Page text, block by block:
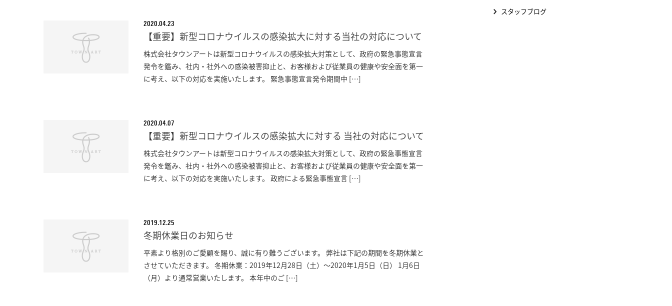
2020.04.23
【重要】新型コロナウイルスの感染拡大に対する当社の対応について
株式会社タウンアートは新型コロナウイルスの感染拡大対策として、政府の緊急事態宣言
発令を鑑み、社内・社外への感染被害抑止と、お客様および従業員の健康や安全面を第一
に考え、以下の対応を実施いたします。 緊急事態宣言発令期間中 […]
2020.04.07
【重要】新型コロナウイルスの感染拡大に対する 当社の対応について
株式会社タウンアートは新型コロナウイルスの感染拡大対策として、政府の緊急事態宣言
発令を鑑み、社内・社外への感染被害抑止と、お客様および従業員の健康や安全面を第一
に考え、以下の対応を実施いたします。 政府による緊急事態宣言 […]
2019.12.25
冬期休業日のお知らせ
平素より格別のご愛顧を賜り、誠に有り難うございます。 弊社は下記の期間を冬期休業と
させていただきます。 冬期休業：2019年12月28日（土）～2020年1月5日（日） 1月6日
（月）より通常営業いたします。 本年中のご […]
スタッフブログ